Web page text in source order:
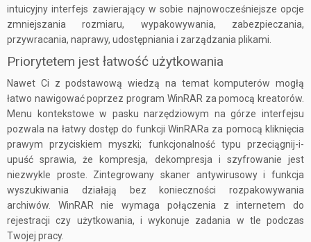
intuicyjny interfejs zawierający w sobie najnowocześniejsze opcje
zmniejszania rozmiaru, wypakowywania, zabezpieczania,
przywracania, naprawy, udostępniania i zarządzania plikami.
Priorytetem jest łatwość użytkowania
Nawet Ci z podstawową wiedzą na temat komputerów mogłą
łatwo nawigować poprzez program WinRAR za pomocą kreatorów.
Menu kontekstowe w pasku narzędziowym na górze interfejsu
pozwala na łatwy dostęp do funkcji WinRARa za pomocą kliknięcia
prawym przyciskiem myszki; funkcjonalność typu przeciągnij-i-
upuść sprawia, że kompresja, dekompresja i szyfrowanie jest
niezwykle proste. Zintegrowany skaner antywirusowy i funkcja
wyszukiwania działają bez konieczności rozpakowywania
archiwów. WinRAR nie wymaga połączenia z internetem do
rejestracji czy użytkowania, i wykonuje zadania w tle podczas
Twojej pracy.